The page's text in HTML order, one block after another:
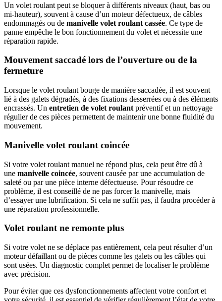
Un volet roulant peut se bloquer à différents niveaux (haut, bas ou
mi-hauteur), souvent à cause d’un moteur défectueux, de câbles
endommagés ou de manivelle volet roulant cassée. Ce type de
panne empêche le bon fonctionnement du volet et nécessite une
réparation rapide.
Mouvement saccadé lors de l’ouverture ou de la
fermeture
Lorsque le volet roulant bouge de manière saccadée, il est souvent
lié à des galets dégradés, à des fixations desserrées ou à des éléments
encrassés. Un entretien de volet roulant préventif et un nettoyage
régulier de ces pièces permettent de maintenir une bonne fluidité du
mouvement.
Manivelle volet roulant coincée
Si votre volet roulant manuel ne répond plus, cela peut être dû à
une manivelle coincée, souvent causée par une accumulation de
saleté ou par une pièce interne défectueuse. Pour résoudre ce
problème, il est conseillé de ne pas forcer la manivelle, mais
d’essayer une lubrification. Si cela ne suffit pas, il faudra procéder à
une réparation professionnelle.
Volet roulant ne remonte plus
Si votre volet ne se déplace pas entièrement, cela peut résulter d’un
moteur défaillant ou de pièces comme les galets ou les câbles qui
sont usées. Un diagnostic complet permet de localiser le problème
avec précision.
Pour éviter que ces dysfonctionnements affectent votre confort et